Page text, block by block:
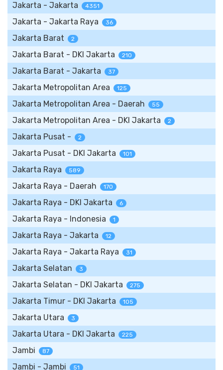
Jakarta - Jakarta 4351
Jakarta - Jakarta Raya 36
Jakarta Barat 2
Jakarta Barat - DKI Jakarta 210
Jakarta Barat - Jakarta 37
Jakarta Metropolitan Area 125
Jakarta Metropolitan Area - Daerah 55
Jakarta Metropolitan Area - DKI Jakarta 2
Jakarta Pusat - 2
Jakarta Pusat - DKI Jakarta 101
Jakarta Raya 589
Jakarta Raya - Daerah 170
Jakarta Raya - DKI Jakarta 6
Jakarta Raya - Indonesia 1
Jakarta Raya - Jakarta 12
Jakarta Raya - Jakarta Raya 31
Jakarta Selatan 3
Jakarta Selatan - DKI Jakarta 275
Jakarta Timur - DKI Jakarta 105
Jakarta Utara 3
Jakarta Utara - DKI Jakarta 225
Jambi 87
Jambi - Jambi 51